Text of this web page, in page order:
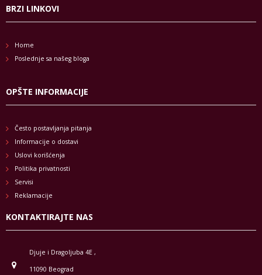
BRZI LINKOVI
Home
Poslednje sa našeg bloga
OPŠTE INFORMACIJE
Često postavljanja pitanja
Informacije o dostavi
Uslovi korišćenja
Politika privatnosti
Servisi
Reklamacije
KONTAKTIRAJTE NAS
Djuje i Dragoljuba 4E ,
11090 Beograd